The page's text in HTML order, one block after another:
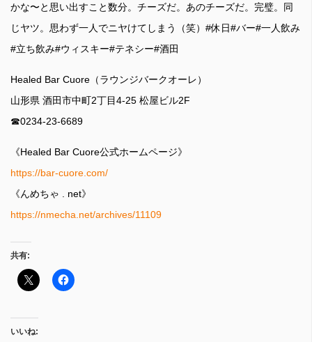
かな〜と思い出すこと数分。チーズだ。あのチーズだ。完璧。同
じヤツ。思わず一人でニヤけてしまう（笑）#休日#バー#一人飲み
#立ち飲み#ウィスキー#テネシー#酒田
Healed Bar Cuore（ラウンジバークオーレ）
山形県 酒田市中町2丁目4-25 松屋ビル2F
☎︎0234-23-6689
《Healed Bar Cuore公式ホームページ》
https://bar-cuore.com/
《んめちゃ . net》
https://nmecha.net/archives/11109
共有:
いいね: